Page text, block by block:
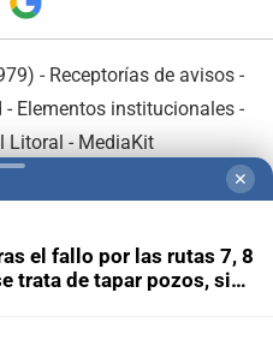
- Receptorías de avisos -
- Elementos institucionales-
Litoral - MediaKit
✕
el fallo por las rutas 7, 8
trata de tapar pozos, sino